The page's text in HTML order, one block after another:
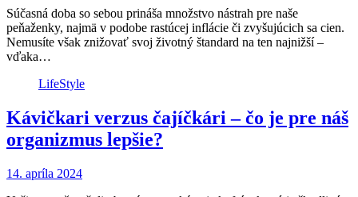
Súčasná doba so sebou prináša množstvo nástrah pre naše
peňaženky, najmä v podobe rastúcej inflácie či zvyšujúcich sa cien.
Nemusíte však znižovať svoj životný štandard na ten najnižší –
vďaka…
LifeStyle
Kávičkari verzus čajíčkári – čo je pre náš
organizmus lepšie?
14. apríla 2024